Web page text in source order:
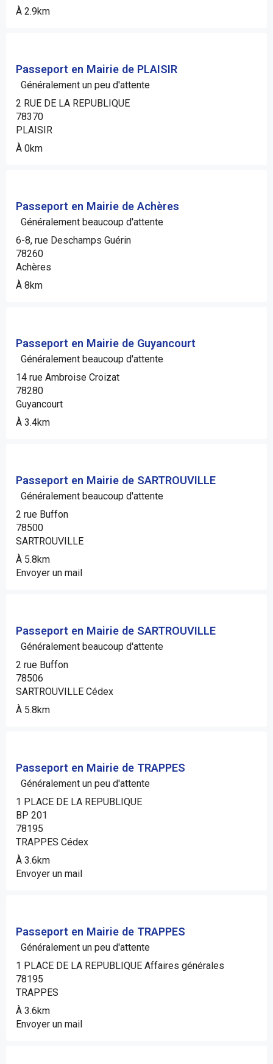
À 2.9km
Passeport en Mairie de PLAISIR
Généralement un peu d'attente
2 RUE DE LA REPUBLIQUE
78370
PLAISIR
À 0km
Passeport en Mairie de Achères
Généralement beaucoup d'attente
6-8, rue Deschamps Guérin
78260
Achères
À 8km
Passeport en Mairie de Guyancourt
Généralement beaucoup d'attente
14 rue Ambroise Croizat
78280
Guyancourt
À 3.4km
Passeport en Mairie de SARTROUVILLE
Généralement beaucoup d'attente
2 rue Buffon
78500
SARTROUVILLE
À 5.8km
Envoyer un mail
Passeport en Mairie de SARTROUVILLE
Généralement beaucoup d'attente
2 rue Buffon
78506
SARTROUVILLE Cédex
À 5.8km
Passeport en Mairie de TRAPPES
Généralement un peu d'attente
1 PLACE DE LA REPUBLIQUE
BP 201
78195
TRAPPES Cédex
À 3.6km
Envoyer un mail
Passeport en Mairie de TRAPPES
Généralement un peu d'attente
1 PLACE DE LA REPUBLIQUE Affaires générales
78195
TRAPPES
À 3.6km
Envoyer un mail